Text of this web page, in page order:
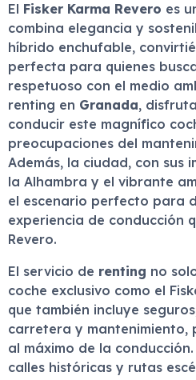
El Fisker Karma Revero es
combina elegancia y
híbrido enchufable,
perfecta para quienes
respetuoso con el medio
renting en Granada,
conducir este magnífico
preocupaciones del
Además, la ciudad, con sus
la Alhambra y el vibrante
el escenario perfecto para
experiencia de conducción
Revero.
El servicio de renting no
coche exclusivo como el
que también incluye
carretera y
al máximo de la
calles históricas y rutas